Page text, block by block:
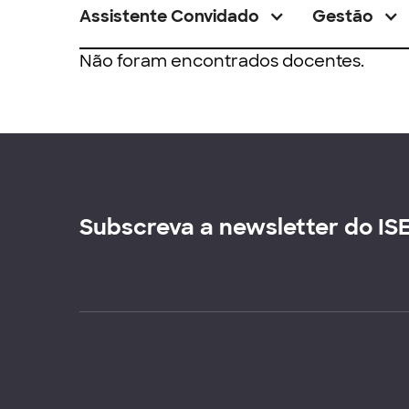
Assistente Convidado Gestão
Não foram encontrados docentes.
Subscreva a newsletter do